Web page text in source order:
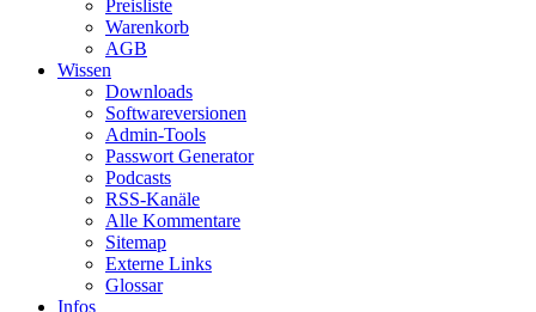
Preisliste
Warenkorb
AGB
Wissen
Downloads
Softwareversionen
Admin-Tools
Passwort Generator
Podcasts
RSS-Kanäle
Alle Kommentare
Sitemap
Externe Links
Glossar
Infos